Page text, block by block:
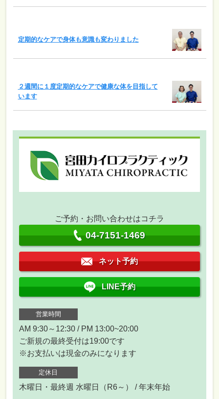
定期的なケアで身体も意識も変わりました
２週間に１度定期的なケアで健康な体を目指して
います
ご予約・お問い合わせはコチラ
04-7151-1469
ネット予約
LINE予約
営業時間
AM 9:30～12:30 / PM 13:00~20:00
ご新規の最終受付は19:00です
※お支払いは現金のみになります
定休日
木曜日・最終週 水曜日（R6～） / 年末年始